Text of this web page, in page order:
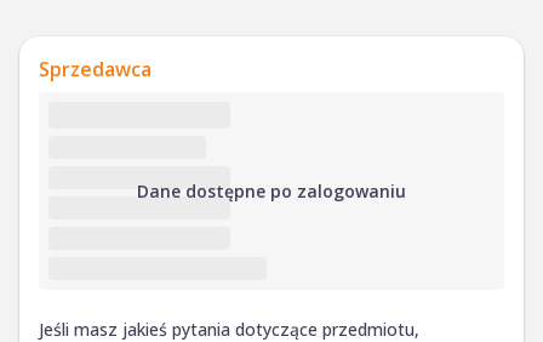
Sprzedawca
Dane dostępne po zalogowaniu
Jeśli masz jakieś pytania dotyczące przedmiotu,